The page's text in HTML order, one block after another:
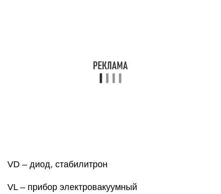
XA – токосъемник, скользящий контакт
XP – штырь